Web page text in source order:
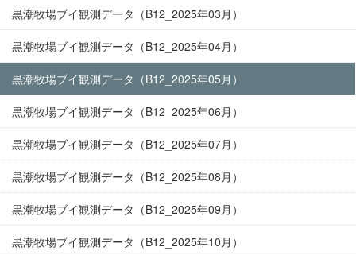
黒潮牧場ブイ観測データ（B12_2025年03月）
黒潮牧場ブイ観測データ（B12_2025年04月）
黒潮牧場ブイ観測データ（B12_2025年05月）
黒潮牧場ブイ観測データ（B12_2025年06月）
黒潮牧場ブイ観測データ（B12_2025年07月）
黒潮牧場ブイ観測データ（B12_2025年08月）
黒潮牧場ブイ観測データ（B12_2025年09月）
黒潮牧場ブイ観測データ（B12_2025年10月）